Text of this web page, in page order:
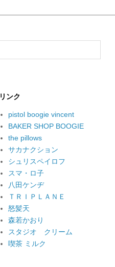
リンク
pistol boogie vincent
BAKER SHOP BOOGIE
the pillows
サカナクション
シュリスペイロフ
スマ・ロ子
八田ケンヂ
ＴＲＩＰＬＡＮＥ
怒髪天
森若かおり
スタジオ クリーム
喫茶 ミルク